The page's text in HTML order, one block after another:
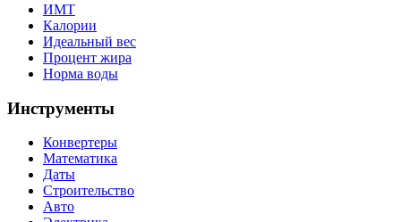
ИМТ
Калории
Идеальный вес
Процент жира
Норма воды
Инструменты
Конвертеры
Математика
Даты
Строительство
Авто